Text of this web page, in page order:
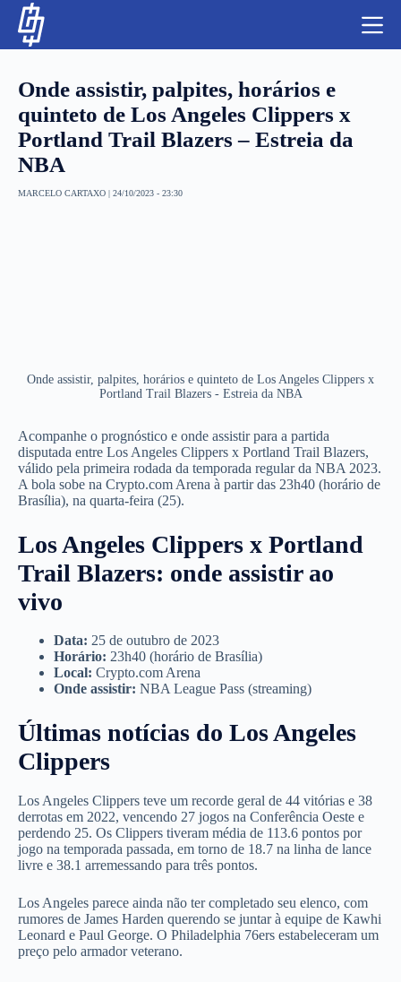
LUTAS E MMA
Onde assistir, palpites, horários e
quinteto de Los Angeles Clippers x
Portland Trail Blazers – Estreia da
NBA
MARCELO CARTAXO | 24/10/2023 - 23:30
Onde assistir, palpites, horários e quinteto de Los Angeles Clippers x
Portland Trail Blazers - Estreia da NBA
Acompanhe o prognóstico e onde assistir para a partida
disputada entre Los Angeles Clippers x Portland Trail Blazers,
válido pela primeira rodada da temporada regular da NBA 2023.
A bola sobe na Crypto.com Arena à partir das 23h40 (horário de
Brasília), na quarta-feira (25).
Los Angeles Clippers x Portland
Trail Blazers: onde assistir ao
vivo
Data: 25 de outubro de 2023
Horário: 23h40 (horário de Brasília)
Local: Crypto.com Arena
Onde assistir: NBA League Pass (streaming)
Últimas notícias do Los Angeles
Clippers
Los Angeles Clippers teve um recorde geral de 44 vitórias e 38
derrotas em 2022, vencendo 27 jogos na Conferência Oeste e
perdendo 25. Os Clippers tiveram média de 113.6 pontos por
jogo na temporada passada, em torno de 18.7 na linha de lance
livre e 38.1 arremessando para três pontos.
Los Angeles parece ainda não ter completado seu elenco, com
rumores de James Harden querendo se juntar à equipe de Kawhi
Leonard e Paul George. O Philadelphia 76ers estabeleceram um
preço pelo armador veterano.